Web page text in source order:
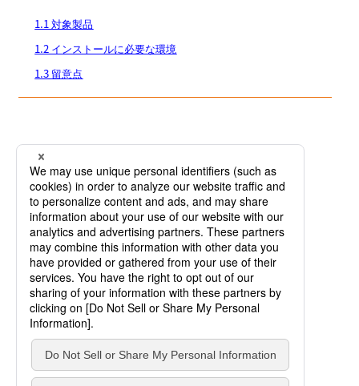
1.1 対象製品
1.2 インストールに必要な環境
1.3 留意点